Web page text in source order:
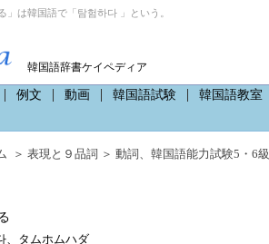
」は韓国語で「탐험하다 」という。
韓国語辞書ケイペディア
例文 動画 韓国語試験 韓国語教室
＞ 表現と９品詞 ＞ 動詞 、 韓国語能力試験5・6級
、タムホムハダ